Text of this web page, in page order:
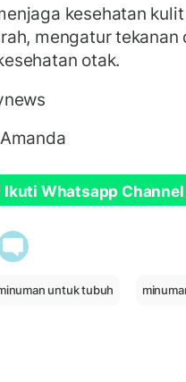
kesehatan
mengatur tekanan
otak.
Ikuti Whatsapp
untuk tubuh